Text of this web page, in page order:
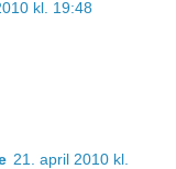
kl. 19:48
21. april 2010 kl.